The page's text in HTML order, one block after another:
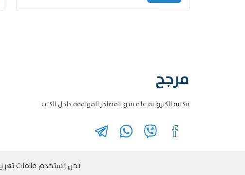
مرجح
مكتبة الكترونية علمية و المصادر الموثةقة داخل الكتب
© نحن نستخدم ملفات